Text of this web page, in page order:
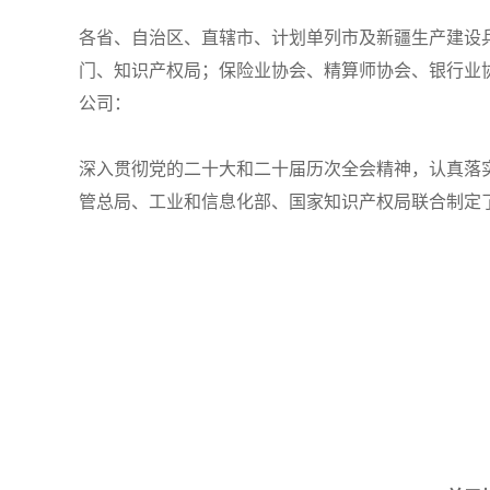
各省、自治区、直辖市、计划单列市及新疆生产建
门、知识产权局；保险业协会、精算师协会、银行
公司：
深入贯彻党的二十大和二十届历次全会精神，认真
管总局、工业和信息化部、国家知识产权局联合制